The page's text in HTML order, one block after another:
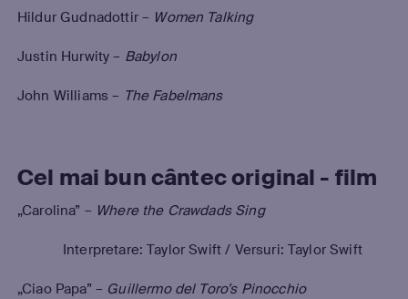
Hildur Gudnadottir – Women Talking
Justin Hurwity – Babylon
John Williams – The Fabelmans
Cel mai bun cântec original - film
„Carolina” – Where the Crawdads Sing
Interpretare: Taylor Swift / Versuri: Taylor Swift
„Ciao Papa” – Guillermo del Toro’s Pinocchio